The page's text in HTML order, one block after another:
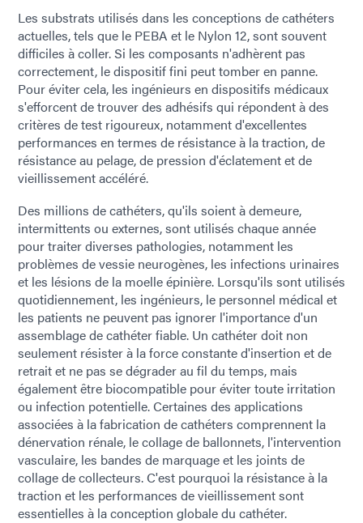
Les substrats utilisés dans les conceptions de cathéters
actuelles, tels que le PEBA et le Nylon 12, sont souvent
difficiles à coller. Si les composants n'adhèrent pas
correctement, le dispositif fini peut tomber en panne.
Pour éviter cela, les ingénieurs en dispositifs médicaux
s'efforcent de trouver des adhésifs qui répondent à des
critères de test rigoureux, notamment d'excellentes
performances en termes de résistance à la traction, de
résistance au pelage, de pression d'éclatement et de
vieillissement accéléré.
Des millions de cathéters, qu'ils soient à demeure,
intermittents ou externes, sont utilisés chaque année
pour traiter diverses pathologies, notamment les
problèmes de vessie neurogènes, les infections urinaires
et les lésions de la moelle épinière. Lorsqu'ils sont utilisés
quotidiennement, les ingénieurs, le personnel médical et
les patients ne peuvent pas ignorer l'importance d'un
assemblage de cathéter fiable. Un cathéter doit non
seulement résister à la force constante d'insertion et de
retrait et ne pas se dégrader au fil du temps, mais
également être biocompatible pour éviter toute irritation
ou infection potentielle. Certaines des applications
associées à la fabrication de cathéters comprennent la
dénervation rénale, le collage de ballonnets, l'intervention
vasculaire, les bandes de marquage et les joints de
collage de collecteurs. C'est pourquoi la résistance à la
traction et les performances de vieillissement sont
essentielles à la conception globale du cathéter.